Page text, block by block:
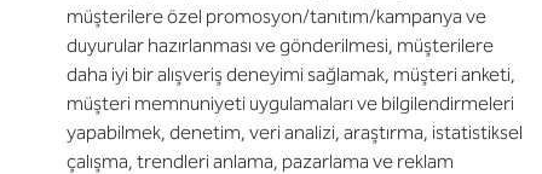
müşterilere özel promosyon/tanıtım/kampanya ve
duyurular hazırlanması ve gönderilmesi, müşterilere
daha iyi bir alışveriş deneyimi sağlamak, müşteri anketi,
müşteri memnuniyeti uygulamaları ve bilgilendirmeleri
yapabilmek, denetim, veri analizi, araştırma, istatistiksel
çalışma, trendleri anlama, pazarlama ve reklam